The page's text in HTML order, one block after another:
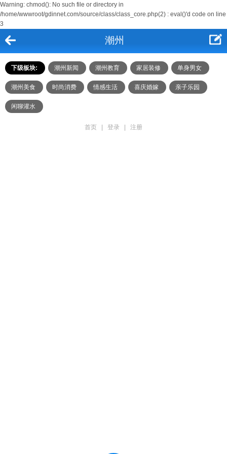
Warning: chmod(): No such file or directory in
/home/wwwroot/gdinnet.com/source/class/class_core.php(2) : eval()'d code on line
3
潮州
下级板块: 潮州新闻 潮州教育 家居装修 单身男女
潮州美食 时尚消费 情感生活 喜庆婚嫁 亲子乐园
闲聊灌水
首页 登录 注册